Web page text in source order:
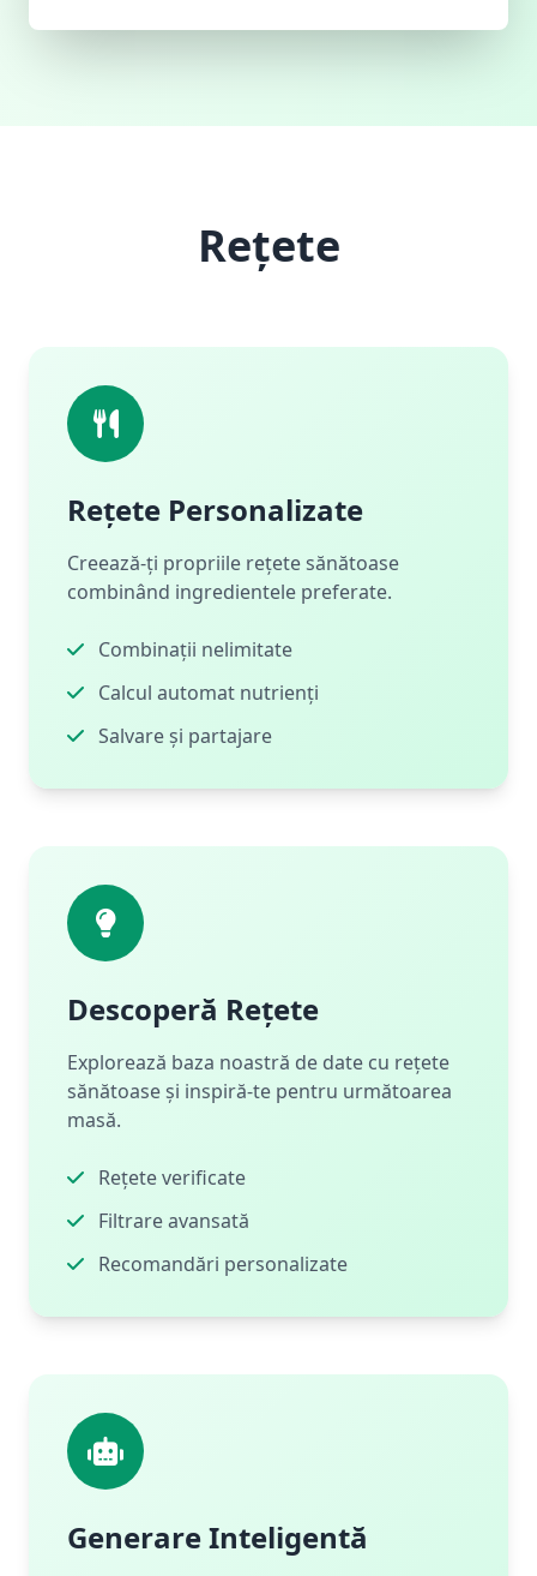
Rețete
Rețete Personalizate
Creează-ți propriile rețete sănătoase
combinând ingredientele preferate.
Combinații nelimitate
Calcul automat nutrienți
Salvare și partajare
Descoperă Rețete
Explorează baza noastră de date cu rețete
sănătoase și inspiră-te pentru următoarea
masă.
Rețete verificate
Filtrare avansată
Recomandări personalizate
Generare Inteligentă